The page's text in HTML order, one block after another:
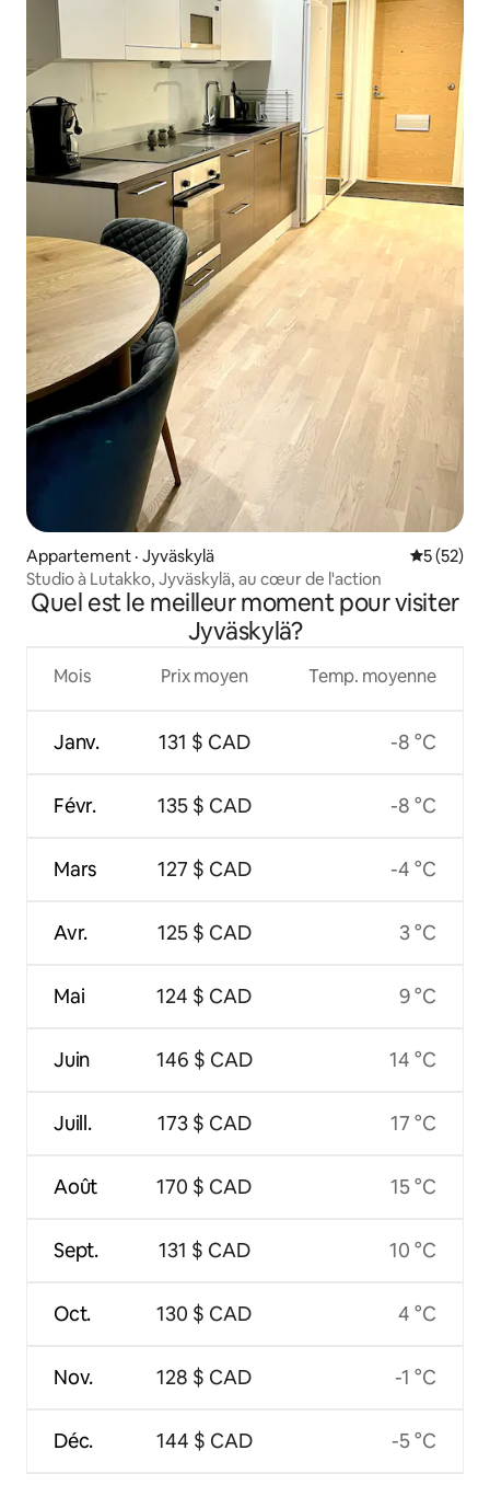
Appartement · Jyväskylä Note
5 (52)
Studio à Lutakko, Jyväskylä, au cœur de l'action
Quel est le meilleur moment pour visiter
Jyväskylä?
Mois
Janv.
Févr.
Mars
Avr.
Mai
Juin
Juill.
Août
Sept.
Oct.
Nov.
Déc.
Prix moyen
131 $ CAD
135 $ CAD
127 $ CAD
125 $ CAD
124 $ CAD
146 $ CAD
173 $ CAD
170 $ CAD
131 $ CAD
130 $ CAD
128 $ CAD
144 $ CAD
Temp. moyenne
-8 °C
-8 °C
-4 °C
3 °C
9 °C
14 °C
17 °C
15 °C
10 °C
4 °C
-1 °C
-5 °C